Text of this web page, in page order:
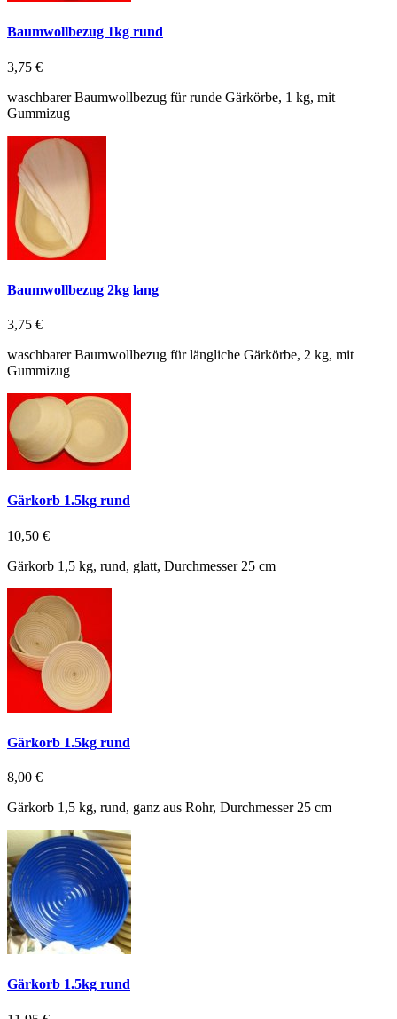
Baumwollbezug 1kg rund
3,75 €
waschbarer Baumwollbezug für runde Gärkörbe, 1 kg, mit
Gummizug
Baumwollbezug 2kg lang
3,75 €
waschbarer Baumwollbezug für längliche Gärkörbe, 2 kg, mit
Gummizug
Gärkorb 1.5kg rund
10,50 €
Gärkorb 1,5 kg, rund, glatt, Durchmesser 25 cm
Gärkorb 1.5kg rund
8,00 €
Gärkorb 1,5 kg, rund, ganz aus Rohr, Durchmesser 25 cm
Gärkorb 1.5kg rund